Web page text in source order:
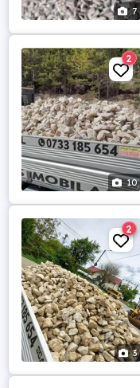
7
10
2
3
2